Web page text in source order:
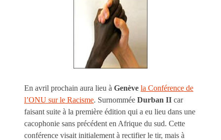
En avril prochain aura lieu à Genève la Conférence de
l’ONU sur le Racisme. Surnommée Durban II car
faisant suite à la première édition qui a eu lieu dans une
cacophonie sans précédent en Afrique du sud. Cette
conférence visait initialement à rectifier le tir, mais à